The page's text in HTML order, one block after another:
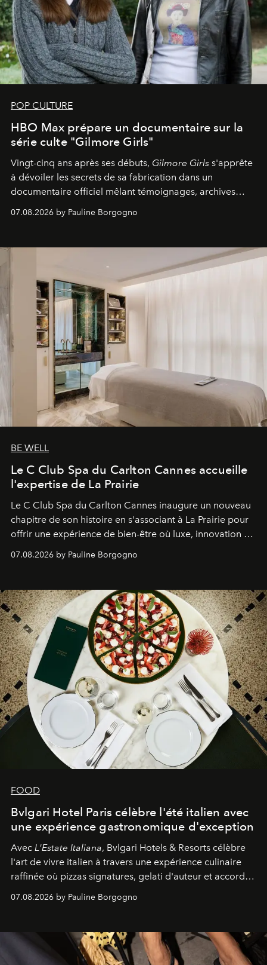
POP CULTURE
HBO Max prépare un documentaire sur la
série culte "Gilmore Girls"
Vingt-cinq ans après ses débuts, Gilmore Girls s'apprête
à dévoiler les secrets de sa fabrication dans un
documentaire officiel mêlant témoignages, archives
inédites et plongée dans les coulisses d'un phénomène
générationnel.
07.08.2026 by Pauline Borgogno
BE WELL
Le C Club Spa du Carlton Cannes accueille
l'expertise de La Prairie
Le C Club Spa du Carlton Cannes inaugure un nouveau
chapitre de son histoire en s'associant à La Prairie pour
offrir une expérience de bien-être où luxe, innovation et
expertise se rencontrent.
07.08.2026 by Pauline Borgogno
FOOD
Bvlgari Hotel Paris célèbre l'été italien avec
une expérience gastronomique d'exception
Avec L'Estate Italiana, Bvlgari Hotels & Resorts célèbre
l'art de vivre italien à travers une expérience culinaire
raffinée où pizzas signatures, gelati d'auteur et accords
d'exception composent un véritable voyage sensoriel.
07.08.2026 by Pauline Borgogno